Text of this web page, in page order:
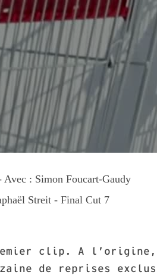
: Simon Foucart-Gaudy
Streit - Final Cut 7
clip. A
de reprises